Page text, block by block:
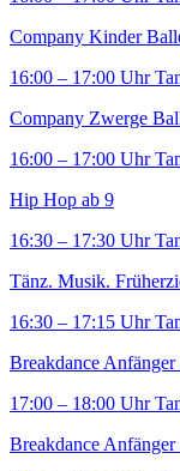
Company Kinder
16:00 – 17:00 Uhr
Company Zwerge
16:00 – 17:00 Uhr
Hip Hop ab 9
16:30 – 17:30 Uhr
Tänz. Musik.
16:30 – 17:15 Uhr
Breakdance Anfänger
17:00 – 18:00 Uhr
Breakdance Anfänger